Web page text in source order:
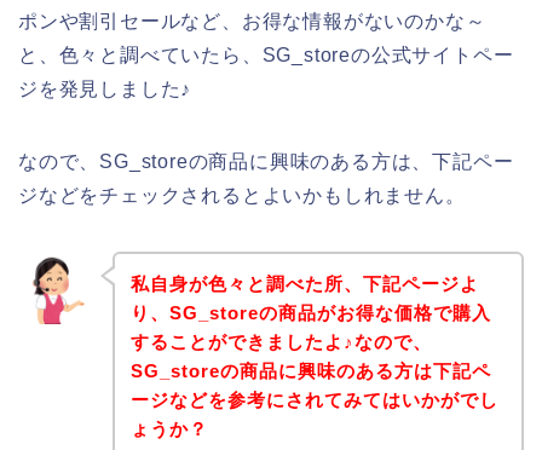
ポンや割引セールなど、お得な情報がないのかな～
と、色々と調べていたら、SG_storeの公式サイトペー
ジを発見しました♪
なので、SG_storeの商品に興味のある方は、下記ペー
ジなどをチェックされるとよいかもしれません。
私自身が色々と調べた所、下記ページよ
り、SG_storeの商品がお得な価格で購入
することができましたよ♪なので、
SG_storeの商品に興味のある方は下記ペ
ージなどを参考にされてみてはいかがでし
ょうか？